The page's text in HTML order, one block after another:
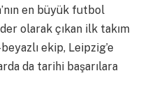
en büyük futbol
olarak çıkan ilk takım
ekip, Leipzig’e
da tarihi başarılara